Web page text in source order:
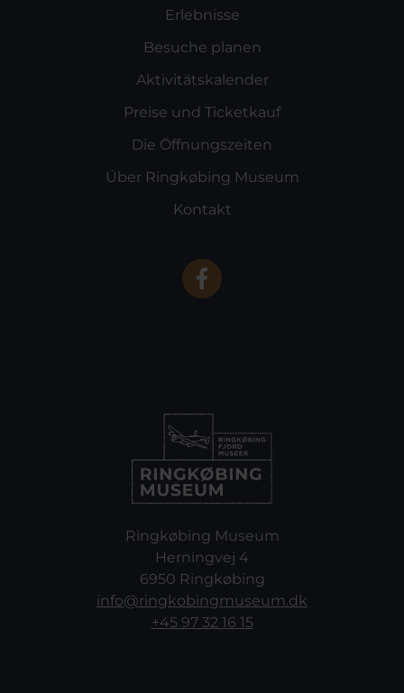
Erlebnisse
Besuche planen
Aktivitätskalender
Preise und Ticketkauf
Die Öffnungszeiten
Über Ringkøbing Museum
Kontakt
Ringkøbing Museum
Herningvej 4
6950 Ringkøbing
info@ringkobingmuseum.dk
+45 97 32 16 15